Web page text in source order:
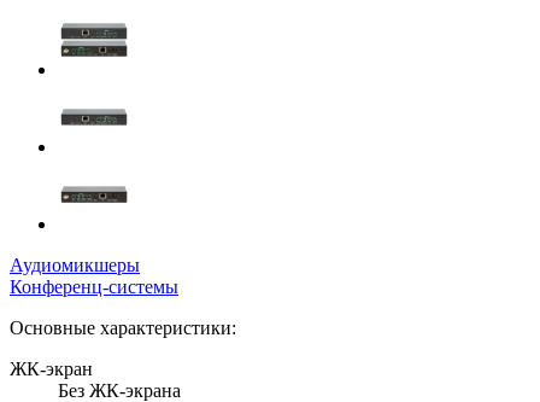
Аудиомикшеры
Конференц-системы
Основные характеристики:
ЖК-экран
Без ЖК-экрана